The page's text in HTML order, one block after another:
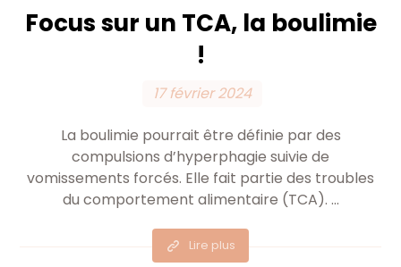
Focus sur un TCA, la boulimie
!
17 février 2024
La boulimie pourrait être définie par des
compulsions d’hyperphagie suivie de
vomissements forcés. Elle fait partie des troubles
du comportement alimentaire (TCA). ...
Lire plus